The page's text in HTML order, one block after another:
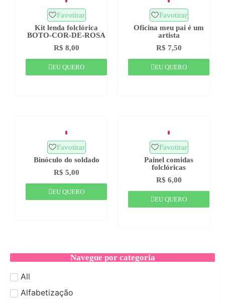
Favotirar
Kit lenda folclórica
BOTO-COR-DE-ROSA
R$ 8,00
EU QUERO
Favotirar
Oficina meu pai é um
artista
R$ 7,50
EU QUERO
Favotirar
Binóculo do soldado
R$ 5,00
EU QUERO
Favotirar
Painel comidas
folclóricas
R$ 6,00
EU QUERO
Navegue por categoria
All
Alfabetização